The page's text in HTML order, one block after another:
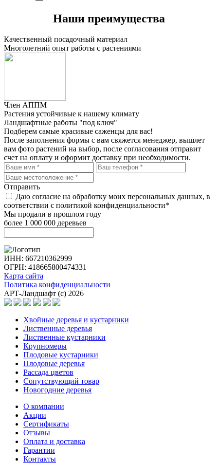
Наши преимущества
Качественный посадочный материал
Многолетний опыт работы с растениями
Член АППМ
Растения устойчивые к нашему климату
Ландшафтные работы "под ключ"
Подберем самые красивые саженцы для вас!
После заполнения формы с вам свяжется менеджер, вышлет
вам фото растений на выбор, после согласования отправит
счет на оплату и оформит доставку при необходимости.
Отправить
Даю согласие на обработку моих персональных данных, в
соответствии с политикой конфиденциальности*
Мы продали в прошлом году
более 1 000 000 деревьев
ИНН: 667210362999
ОГРН: 418665800474331
Карта сайта
Политика конфиденциальности
АРТ-Ландшафт (с) 2026
Хвойные деревья и кустарники
Лиственные деревья
Лиственные кустарники
Крупномеры
Плодовые кустарники
Плодовые деревья
Рассада цветов
Сопутствующий товар
Новогодние деревья
О компании
Акции
Сертификаты
Отзывы
Оплата и доставка
Гарантии
Контакты